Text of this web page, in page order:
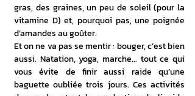
gras, des graines, un peu de soleil (pour la
vitamine D) et, pourquoi pas, une poignée
d’amandes au goûter.
Et on ne va pas se mentir : bouger, c’est bien
aussi. Natation, yoga, marche... tout ce qui
vous évite de finir aussi raide qu’une
baguette oubliée trois jours. Ces activités